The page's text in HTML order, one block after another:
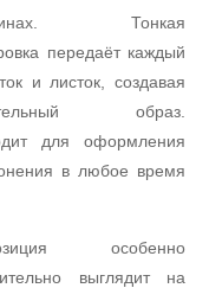
Тонкая
передаёт каждый
и листок, создавая
образ.
для оформления
в любое время
особенно
выглядит на